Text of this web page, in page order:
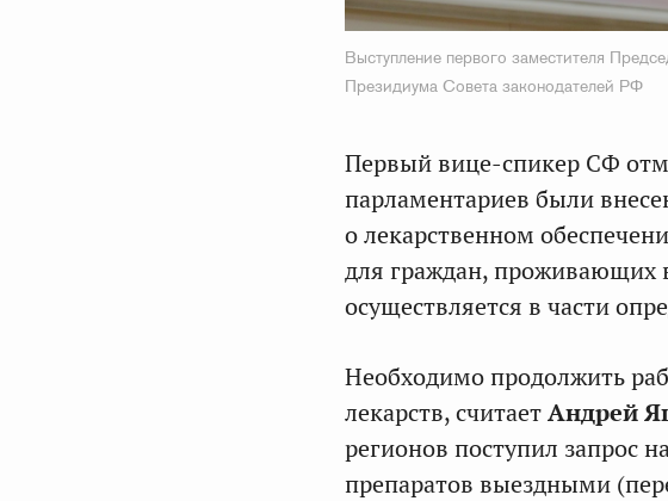
Выступление первого заместителя
Президиума Совета законодателей РФ
Первый вице-спикер СФ
парламентариев были
о лекарственном
для граждан, проживающих
осуществляется в части
Необходимо продолжить
лекарств, считаетАндрей
регионов поступил запрос
препаратов выездными